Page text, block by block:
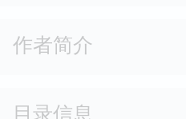
作者简介
目录信息